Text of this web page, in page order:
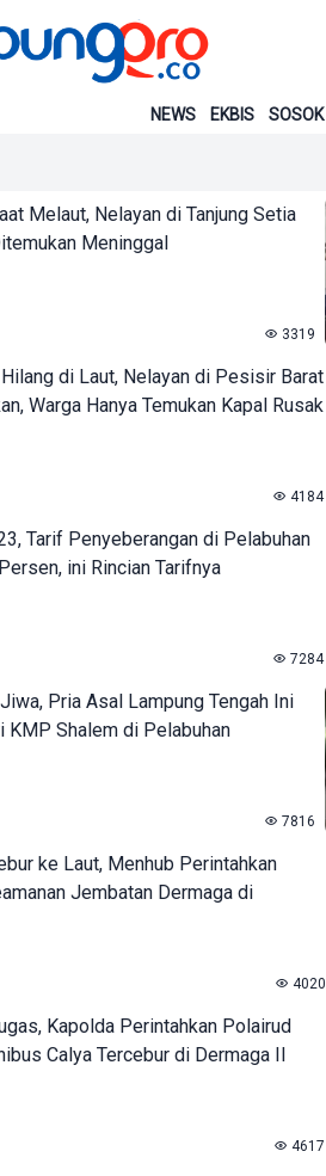
NEWS EKBIS SOSOK
Melaut, Nelayan di Tanjung Setia
Meninggal
3319
di Laut, Nelayan di Pesisir Barat
Warga Hanya Temukan Kapal Rusak
4184
Tarif Penyeberangan di Pelabuhan
ini Rincian Tarifnya
7284
Pria Asal Lampung Tengah Ini
KMP Shalem di Pelabuhan
7816
ke Laut, Menhub Perintahkan
Jembatan Dermaga di
4020
Kapolda Perintahkan Polairud
Calya Tercebur di Dermaga II
4617